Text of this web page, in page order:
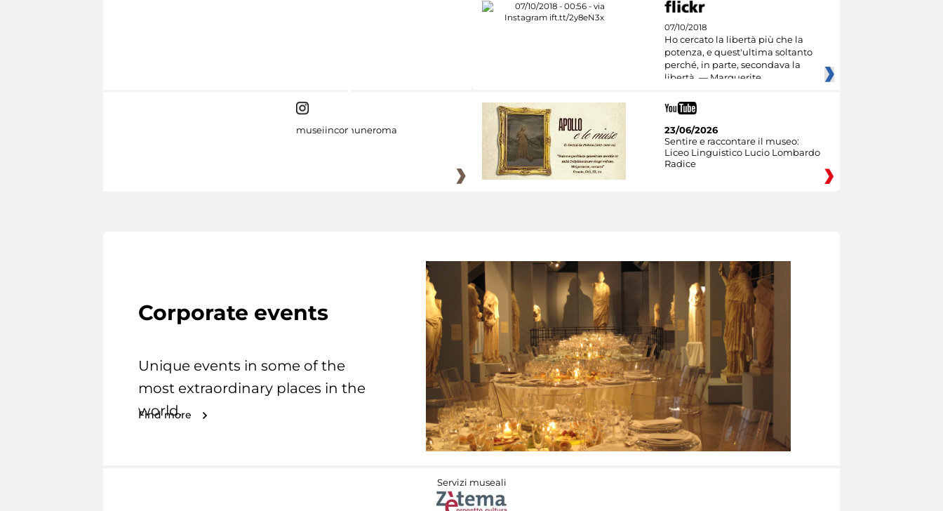
07/10/2018
Ho cercato la libertà più che la
potenza, e quest'ultima soltanto
perché, in parte, secondava la
libertà. — Marguerite
museiincomuneroma
23/06/2026
Sentire e raccontare il museo:
Liceo Linguistico Lucio Lombardo
Radice
Corporate events
Unique events in some of the
most extraordinary places in the
world.
Find more
Servizi museali